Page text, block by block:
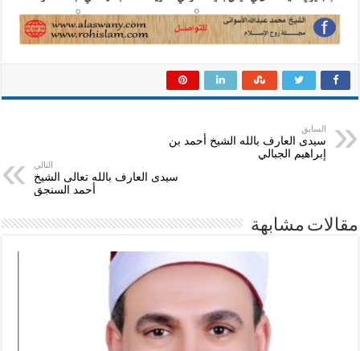
السابق
سيدى العارف بالله الشيخ أحمد بن
إبراهيم الجبالي
التالي
سيدى العارف بالله تعالى الشيخ
أحمد السنجق
مقالات مشابهة